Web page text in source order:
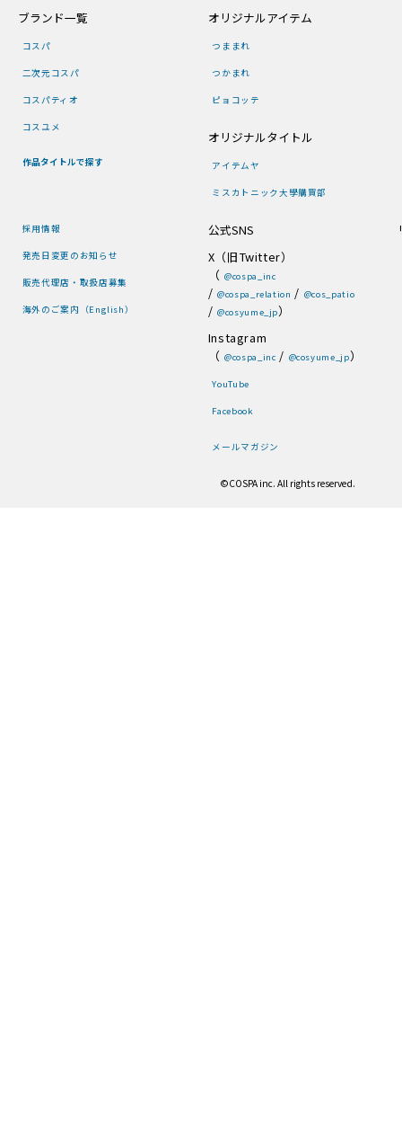
ブランド一覧
コスパ
二次元コスパ
コスパティオ
コスユメ
作品タイトルで探す
オリジナルアイテム
つままれ
つかまれ
ピョコッテ
オリジナルタイトル
アイテムヤ
ミスカトニック大學購買部
採用情報
発売日変更のお知らせ
販売代理店・取扱店募集
海外のご案内（English）
公式SNS
X（旧Twitter）
（ @cospa_inc
/ @cospa_relation / @cos_patio
/ @cosyume_jp）
Instagram
（ @cospa_inc / @cosyume_jp）
YouTube
Facebook
メールマガジン
©COSPA inc. All rights reserved.